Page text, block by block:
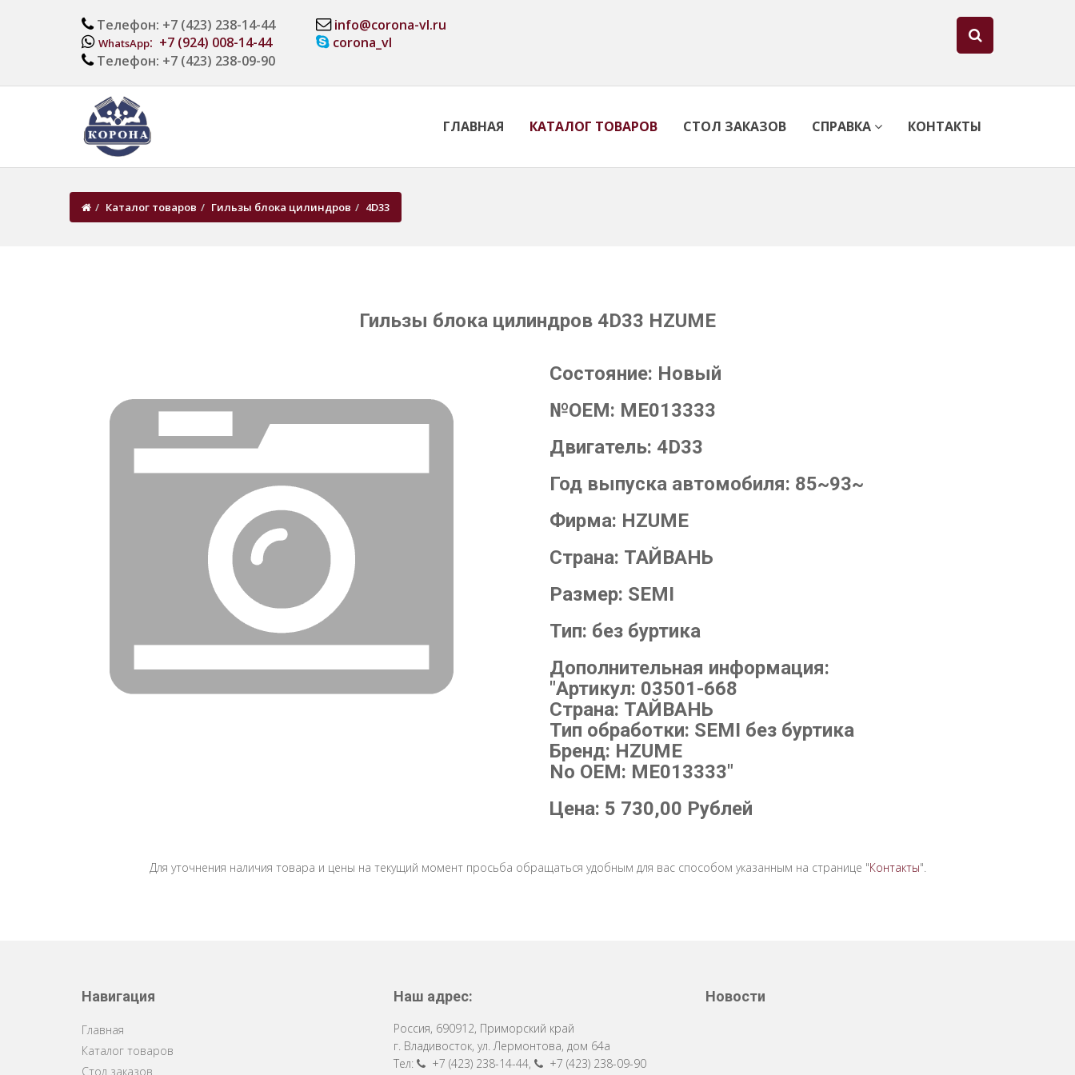
Телефон: +7 (423) 238-14-44
WhatsApp: +7 (924) 008-14-44
Телефон: +7 (423) 238-09-90
info@corona-vl.ru
corona_vl
ГЛАВНАЯ КАТАЛОГ ТОВАРОВ СТОЛ ЗАКАЗОВ СПРАВКА КОНТАКТЫ
Каталог товаров Гильзы блока цилиндров 4D33
Гильзы блока цилиндров 4D33 HZUME
Состояние: Новый
№OEM: ME013333
Двигатель: 4D33
Год выпуска автомобиля: 85~93~
Фирма: HZUME
Страна: ТАЙВАНЬ
Размер: SEMI
Тип: без буртика
Дополнительная информация:
"Артикул: 03501-668
Страна: ТАЙВАНЬ
Тип обработки: SEMI без буртика
Бренд: HZUME
No OEM: ME013333"
Цена: 5 730,00 Рублей
Для уточнения наличия товара и цены на текущий момент просьба обращаться удобным для вас способом указанным на странице "Контакты".
Навигация
Главная
Каталог товаров
Стол заказов
Наш адрес:
Россия, 690912, Приморский край
г. Владивосток, ул. Лермонтова, дом 64a
Тел:
+7 (423) 238-14-44,
+7 (423) 238-09-90
Новости